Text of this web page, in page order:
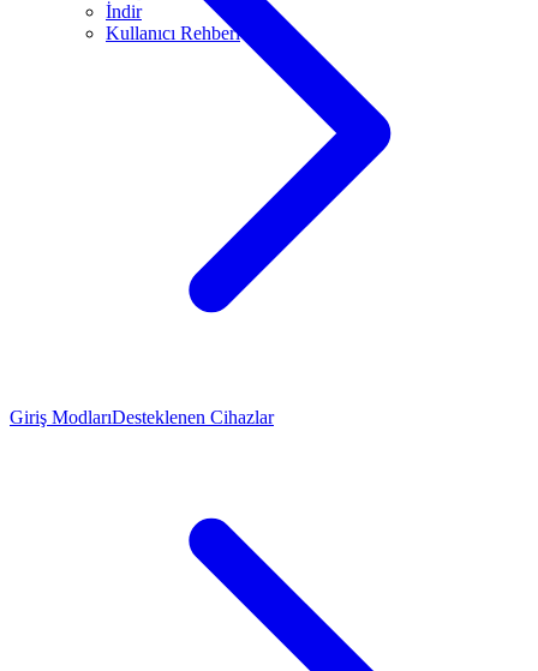
İndir
Kullanıcı Rehberi
Giriş ModlarıDesteklenen Cihazlar